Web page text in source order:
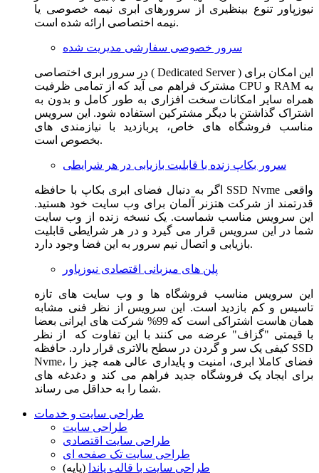
نیوزپاور تنوع بینظیری از سرورهای ابری نیمه خصوصی یا
نیمه اختصاصی ارائه شده است.
سرور خصوصی سفارشی مدیریت شده
در سرور ابری اختصاصی ( Dedicated Server ) این امکان برای
مشترک فراهم می آید که از تمامی ظرفیت CPU و RAM به
همراه سایر امکانات سخت افزاری به طور کامل و بدون به
اشتراک گذاشتن با دیگر مشترکین استفاده شود. این سرویس
مناسب فروشگاه های خاص، پربازدید با نیازمندی های
بخصوص است.
سرور بکاپ زنده با قابلیت بازیابی در هر شرایطی
اگر به دنبال فضای ابری بکاپ با حافظه SSD Nvme واقعی
قدرتمند از شرکت هتزنر آلمان برای وب سایت خود هستید.
این سرویس مناسب شماست. یک نسخه زنده از وب سایت
شما در این سرویس قرار می گیرد و در هر شرایطی قابلیت
بازیابی و اتصال نیم سرور به این فضا وجود دارد.
پلن های میزبانی اقتصادی نیوزپاور
این سرویس مناسب فروشگاه ها و وب سایت های تازه
تاسیس و کم بازدید است. این سرویس از نظر فنی مشابه
همان هاست اشتراکی است که 99% شرکت های ایرانی بعضا
با قیمتی "گزاف" عرضه می کنند با این تفاوت که از نظر
کیفی یک سر و گردن در سطح بالاتری قرار دارد. حافظه SSD
Nvme، فضای کاملا ابری، امنیت و پایداری عالی همه چیز را
برای ایجاد یک فروشگاه جدید فراهم می کند و دغدغه های
شما را به حداقل می رساند.
طراحی سایت و خدمات
طراحی سایت
طراحی سایت اقتصادی
طراحی سایت تک صفحه ای
طراحی سایت با قالب پاندا (پایه)